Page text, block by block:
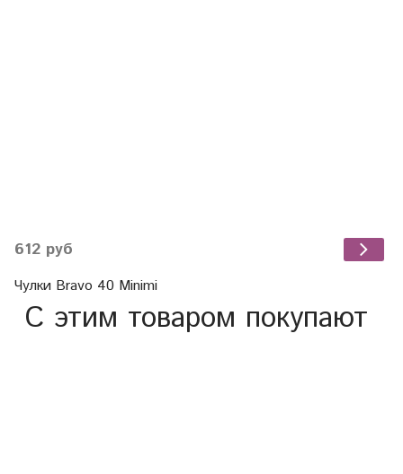
612 руб
Чулки Bravo 40 Minimi
С этим товаром покупают